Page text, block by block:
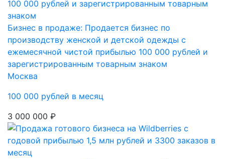
Бизнес в продаже: Продается бизнес по
производству женской и детской одежды с
ежемесячной чистой прибылью 100 000 рублей и
зарегистрированным товарным знаком
Москва
100 000 рублей в месяц
3 000 000 ₽